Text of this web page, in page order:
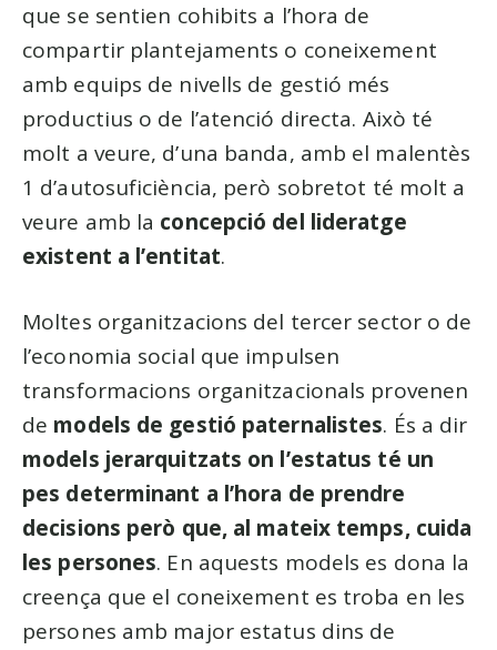
que se sentien cohibits a l’hora de
compartir plantejaments o coneixement
amb equips de nivells de gestió més
productius o de l’atenció directa. Això té
molt a veure, d’una banda, amb el malentès
1 d’autosuficiència, però sobretot té molt a
veure amb la concepció del lideratge
existent a l’entitat.
Moltes organitzacions del tercer sector o de
l’economia social que impulsen
transformacions organitzacionals provenen
de models de gestió paternalistes. És a dir
models jerarquitzats on l’estatus té un
pes determinant a l’hora de prendre
decisions però que, al mateix temps, cuida
les persones. En aquests models es dona la
creença que el coneixement es troba en les
persones amb major estatus dins de